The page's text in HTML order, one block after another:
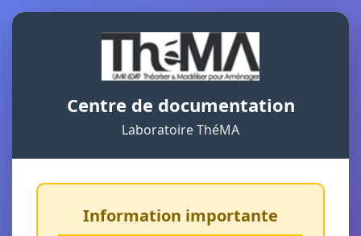
Centre de documentation
Laboratoire ThéMA
Information importante